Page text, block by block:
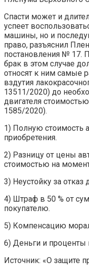
Спасти может и
успеет
машины, но и
право, разъяснил
постановления №
брак в этом случае
относят к ним самые
вздутия
13511/2020) до
двигателя
1585/2020).
1) Полную стоимость
приобретения.
2) Разницу от цены
стоимостью на
3) Неустойку за
4) Штраф в 50 % от
покупателю.
5) Компенсацию
6) Деньги и проценты
Источник: «О защите